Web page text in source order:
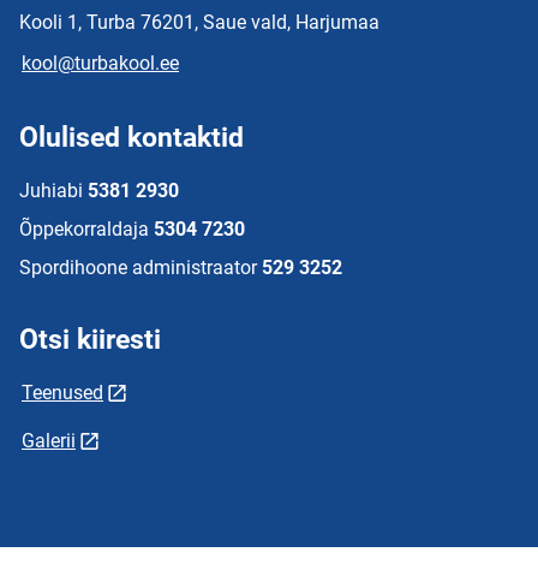
Kooli 1, Turba 76201, Saue vald, Harjumaa
kool@turbakool.ee
Olulised kontaktid
Juhiabi 5381 2930
Õppekorraldaja 5304 7230
Spordihoone administraator 529 3252
Otsi kiiresti
Teenused
Galerii